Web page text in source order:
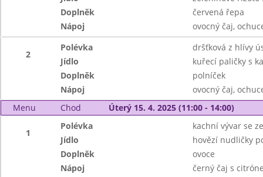
Doplněk
červená řepa
Nápoj
ovocný čaj,
2
Polévka
dršťková z hlívy
Jídlo
kuřecí paličky s
Doplněk
polníček
Nápoj
ovocný čaj,
Menu
Chod Úterý 15. 4. 2025 (11:00 - 14:00)
1
Polévka
kachní vývar se
Jídlo
hovězí nudličky
Doplněk
ovoce
Nápoj
černý čaj s